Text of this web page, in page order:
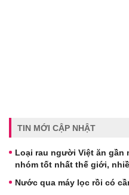
TIN MỚI CẬP NHẬT
Loại rau người Việt ăn gần
nhóm tốt nhất thế giới,
Nước qua máy lọc rồi có